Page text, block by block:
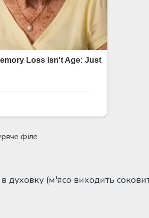
філе